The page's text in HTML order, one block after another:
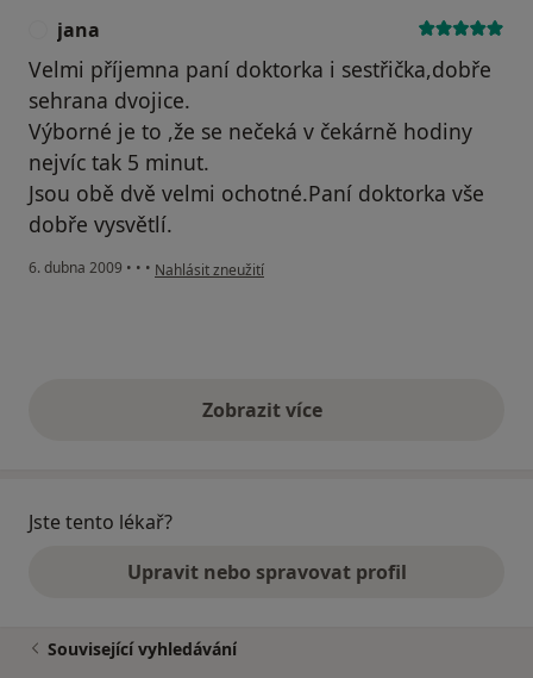
jana
Velmi příjemna paní doktorka i sestřička,dobře
sehrana dvojice.
Výborné je to ,že se nečeká v čekárně hodiny
nejvíc tak 5 minut.
Jsou obě dvě velmi ochotné.Paní doktorka vše
dobře vysvětlí.
6. dubna 2009 • • • podle názoru uživatele jana
Nahlásit zneužití
Zobrazit vícevýše uvedené názory
Jste tento lékař?
Upravit nebo spravovat profil
Související vyhledávání